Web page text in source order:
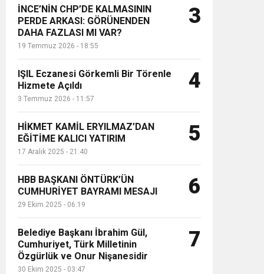
İNCE’NİN CHP’DE KALMASININ
PERDE ARKASI: GÖRÜNENDEN
DAHA FAZLASI MI VAR?
19 Temmuz 2026 - 18:55
3
IŞIL Eczanesi Görkemli Bir Törenle
Hizmete Açıldı
3 Temmuz 2026 - 11:57
4
HİKMET KAMİL ERYILMAZ’DAN
EĞİTİME KALICI YATIRIM
17 Aralık 2025 - 21:40
5
HBB BAŞKANI ÖNTÜRK’ÜN
CUMHURİYET BAYRAMI MESAJI
29 Ekim 2025 - 06:19
6
Belediye Başkanı İbrahim Gül,
Cumhuriyet, Türk Milletinin
Özgürlük ve Onur Nişanesidir
30 Ekim 2025 - 03:47
7